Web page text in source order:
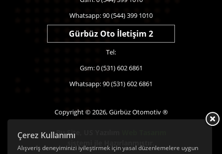
Çerez Kullanımı
Alışveriş deneyiminizi iyileştirmek için yasal düzenlemelere uygun
Whatsapp: 90 (544) 399 1010
Gürbüz Oto İletişim 2
Tel:
Gsm: 0 (531) 602 6861
Whatsapp: 90 (531) 602 6861
Copyright © 2026, Gürbüz Otomotiv ®
Bu Site,